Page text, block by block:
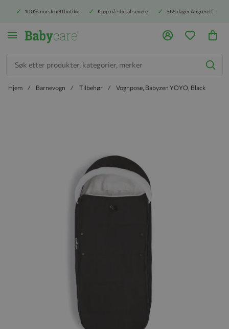
100% norsk nettbutikk Kjøp nå - betal senere 365 dager Angrerett
Hjem Barnevogn Tilbehør Vognpose, Babyzen YOYO, Black